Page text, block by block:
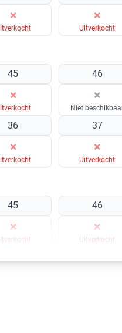
× ×
Uitverkocht
45
×
46
×
Niet
36
×
37
×
Uitverkocht
45
×
46
×
Uitverkocht